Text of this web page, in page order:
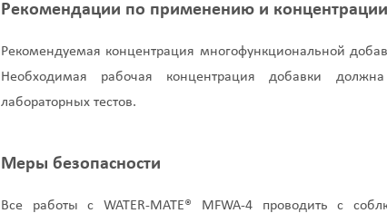
Рекомендации по применению и концентрации
Рекомендуемая концентрация многофункциональной
Необходимая рабочая концентрация добавки
лабораторных тестов.
Меры безопасности
Все работы с WATER-MATE® MFWA-4 проводить с